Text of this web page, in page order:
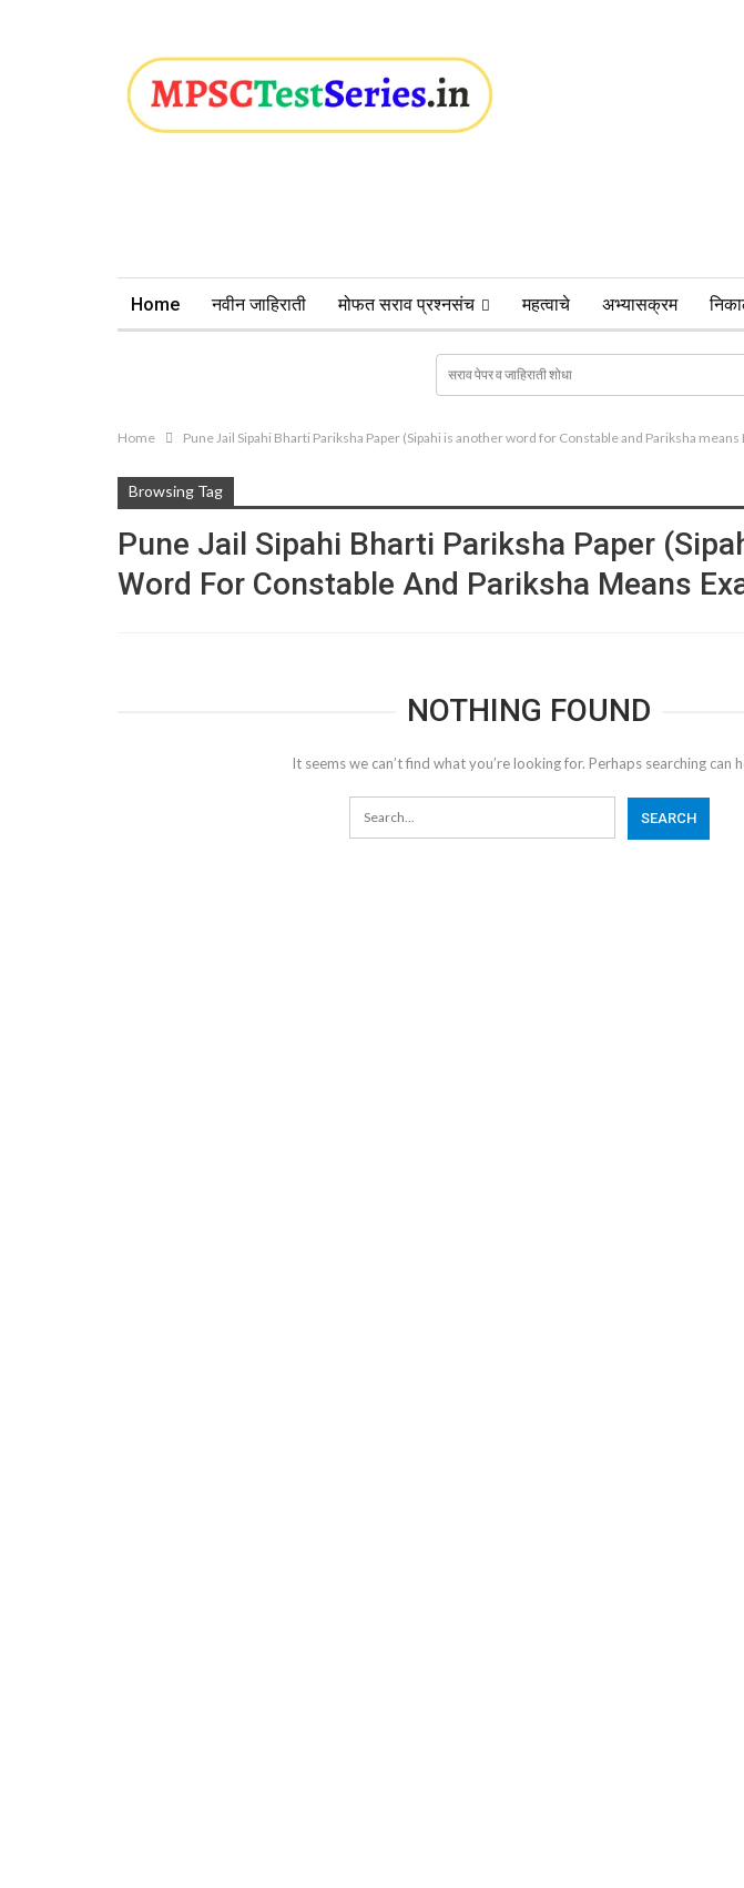
Home नवीन जाहिराती मोफत सराव प्रश्नसंच महत्वाचे अभ्यासक्रम
Home Pune Jail Sipahi Bharti Pariksha Paper (Sipahi is another word for Constable and Pariksha
Browsing Tag
Pune Jail Sipahi Bharti Pariksha Paper
Word For Constable And Pariksha Means
NOTHING FOUND
It seems we can’t find what you’re looking for. Perhaps searching can